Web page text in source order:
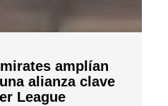
amplían
alianza clave
League